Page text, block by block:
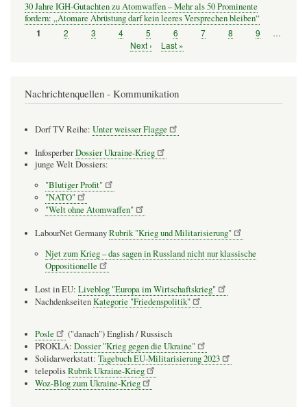
30 Jahre IGH-Gutachten zu Atomwaffen – Mehr als 50 Prominente
fordern: „Atomare Abrüstung darf kein leeres Versprechen bleiben“
Seitennummerierung
Seite
1 Seite
2 Seite
3 Seite
4 Seite
5 Seite
6 Seite
7 Seite
8 Seite
9
…
Nächste
Next ›
Letzte
Last »
Nachrichtenquellen - Kommunikation
Dorf TV Reihe: Unter weisser Flagge
InfosperberDossier Ukraine-Krieg
junge Welt Dossiers:
"Blutiger Profit"
"NATO"
"Welt ohne Atomwaffen"
LabourNet GermanyRubrik "Krieg und Militarisierung"
Njet zum Krieg – das sagen in Russland nicht nur klassische
Oppositionelle
Lost in EU: Liveblog "Europa im Wirtschaftskrieg"
NachdenkseitenKategorie "Friedenspolitik"
Posle
("danach") English / Russisch
PROKLA: Dossier "Krieg gegen die Ukraine"
Solidarwerkstatt: Tagebuch EU-Militarisierung 2023
telepolisRubrik Ukraine-Krieg
Woz-Blog zum Ukraine-Krieg